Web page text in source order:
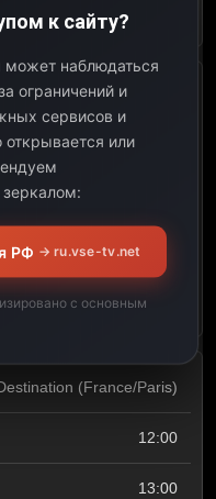
Luxe. This Week
01:00
Открыть описание
(France/Paris)
12:00
13:00
к сайту?
может наблюдаться
ограничений и
сервисов и
открывается или
зеркалом:
РФ → ru.vse-tv.net
с основным